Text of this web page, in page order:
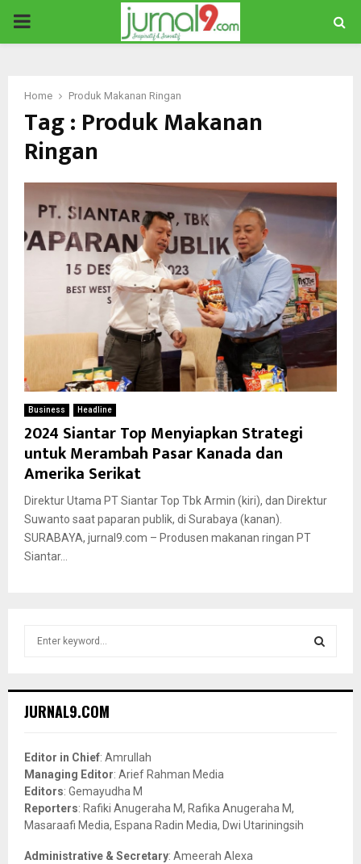
PRIMARY
Home Produk Makanan Ringan
Tag : Produk Makanan
Ringan
Business Headline
2024 Siantar Top Menyiapkan Strategi
untuk Merambah Pasar Kanada dan
Amerika Serikat
Direktur Utama PT Siantar Top Tbk Armin (kiri), dan Direktur
Suwanto saat paparan publik, di Surabaya (kanan).
SURABAYA, jurnal9.com – Produsen makanan ringan PT
Siantar...
h
o
r
:
JURNAL9.COM
Editor in Chief: Amrullah
Managing Editor: Arief Rahman Media
Editors: Gemayudha M
Reporters: Rafiki Anugeraha M, Rafika Anugeraha M,
Masaraafi Media, Espana Radin Media, Dwi Utariningsih
Administrative & Secretary: Ameerah Alexa